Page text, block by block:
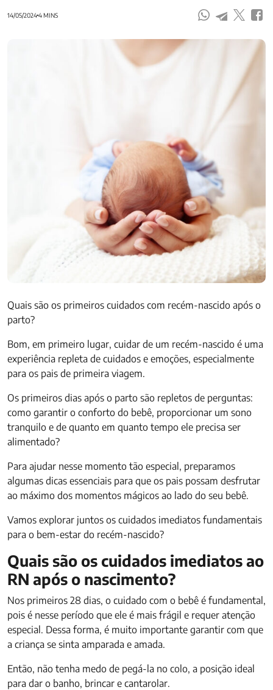
14/05/20244 MINS
Quais são os primeiros cuidados com recém-nascido após o
parto?
Bom, em primeiro lugar, cuidar de um recém-nascido é uma
experiência repleta de cuidados e emoções, especialmente
para os pais de primeira viagem.
Os primeiros dias após o parto são repletos de perguntas:
como garantir o conforto do bebê, proporcionar um sono
tranquilo e de quanto em quanto tempo ele precisa ser
alimentado?
Para ajudar nesse momento tão especial, preparamos
algumas dicas essenciais para que os pais possam desfrutar
ao máximo dos momentos mágicos ao lado do seu bebê.
Vamos explorar juntos os cuidados imediatos fundamentais
para o bem-estar do recém-nascido?
Quais são os cuidados imediatos ao
RN após o nascimento?
Nos primeiros 28 dias, o cuidado com o bebê é fundamental,
pois é nesse período que ele é mais frágil e requer atenção
especial. Dessa forma, é muito importante garantir com que
a criança se sinta amparada e amada.
Então, não tenha medo de pegá-la no colo, a posição ideal
para dar o banho, brincar e cantarolar.